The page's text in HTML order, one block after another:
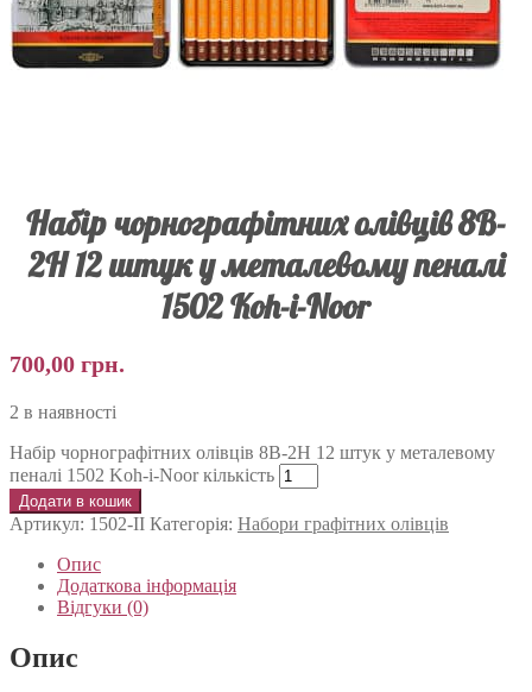
Набір чорнографітних олівців 8B-
2H 12 штук у металевому пеналі
1502 Koh-i-Noor
700,00 грн.
2 в наявності
Набір чорнографітних олівців 8B-2H 12 штук у металевому
пеналі 1502 Koh-i-Noor кількість
Додати в кошик
Артикул: 1502-II Категорія: Набори графітних олівців
Опис
Додаткова інформація
Відгуки (0)
Опис